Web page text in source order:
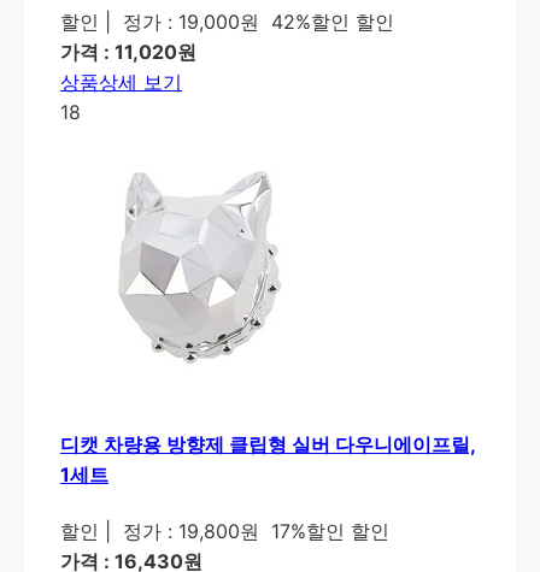
할인 정가 : 19,000원
42%할인 할인
가격 : 11,020원
상품상세 보기
18
디캣 차량용 방향제 클립형 실버 다우니에이프릴,
1세트
할인 정가 : 19,800원
17%할인 할인
가격 : 16,430원